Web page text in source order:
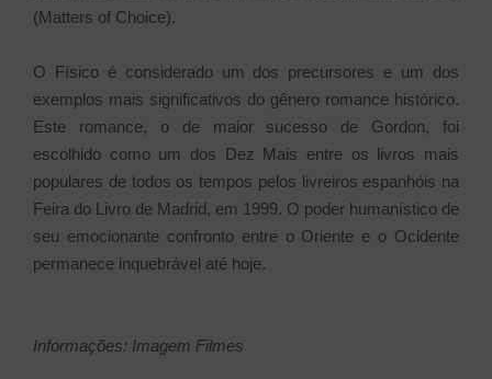
(Matters of Choice).
O Físico é considerado um dos precursores e um dos
exemplos mais significativos do gênero romance histórico.
Este romance, o de maior sucesso de Gordon, foi
escolhido como um dos Dez Mais entre os livros mais
populares de todos os tempos pelos livreiros espanhóis na
Feira do Livro de Madrid, em 1999. O poder humanístico de
seu emocionante confronto entre o Oriente e o Ocidente
permanece inquebrável até hoje.
Informações: Imagem Filmes